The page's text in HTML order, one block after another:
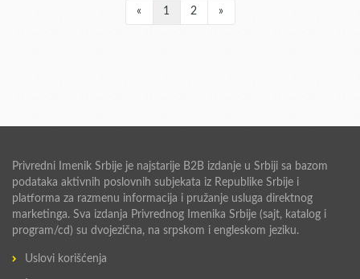
« 1 2 »
Privredni Imenik Srbije je najstarije B2B izdanje u Srbiji sa bazom
podataka aktivnih poslovnih subjekata iz Republike Srbije i
platforma za razmenu informacija i pružanje usluga direktnog
marketinga. Sva izdanja Privrednog Imenika Srbije (sajt, katalog i
program/cd) su dvojezična, na srpskom i engleskom jeziku.
Uslovi korišćenja